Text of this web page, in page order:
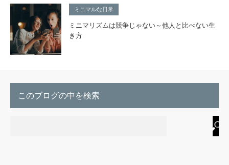
ミニマルな日常
ミニマリズムは競争じゃない～他人と比べない生
き方
このブログの中を検索